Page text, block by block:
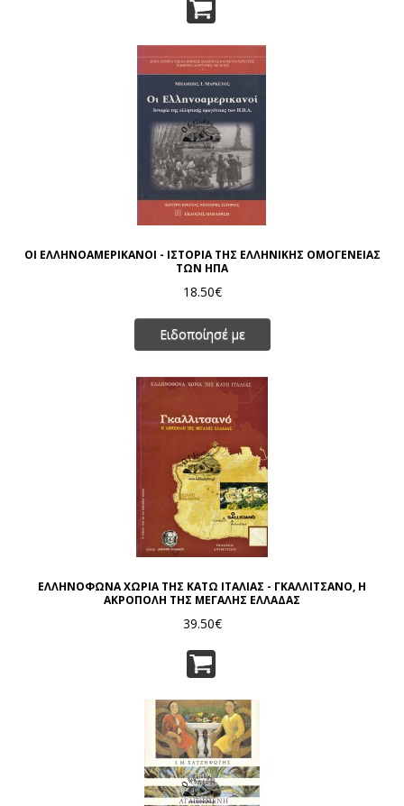
ΟΙ ΕΛΛΗΝΟΑΜΕΡΙΚΑΝΟΙ - ΙΣΤΟΡΙΑ ΤΗΣ ΕΛΛΗΝΙΚΗΣ ΟΜΟΓΕΝΕΙΑΣ
ΤΩΝ ΗΠΑ
18.50€
Ειδοποίησέ με
ΕΛΛΗΝΟΦΩΝΑ ΧΩΡΙΑ ΤΗΣ ΚΑΤΩ ΙΤΑΛΙΑΣ - ΓΚΑΛΛΙΤΣΑΝΟ, Η
ΑΚΡΟΠΟΛΗ ΤΗΣ ΜΕΓΑΛΗΣ ΕΛΛΑΔΑΣ
39.50€